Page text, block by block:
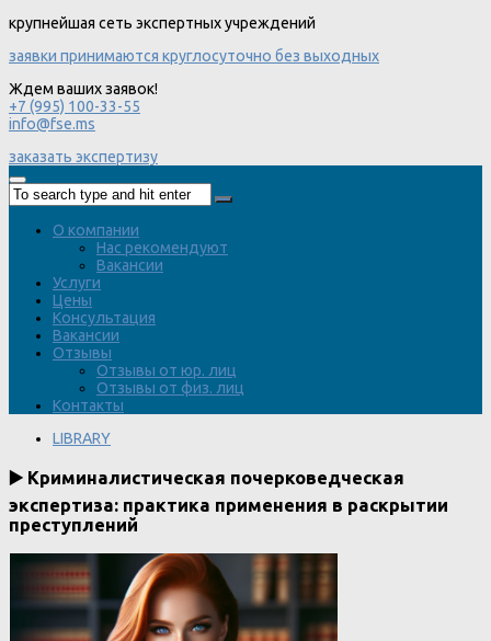
крупнейшая сеть экспертных учреждений
заявки принимаются круглосуточно без выходных
Ждем ваших заявок!
+7 (995) 100-33-55
info@fse.ms
заказать экспертизу
О компании
Нас рекомендуют
Вакансии
Услуги
Цены
Консультация
Вакансии
Отзывы
Отзывы от юр. лиц
Отзывы от физ. лиц
Контакты
LIBRARY
▶️ Криминалистическая почерковедческая
экспертиза: практика применения в раскрытии
преступлений